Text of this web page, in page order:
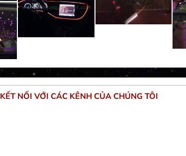
KẾT NỐI VỚI CÁC KÊNH CỦA CHÚNG TÔI